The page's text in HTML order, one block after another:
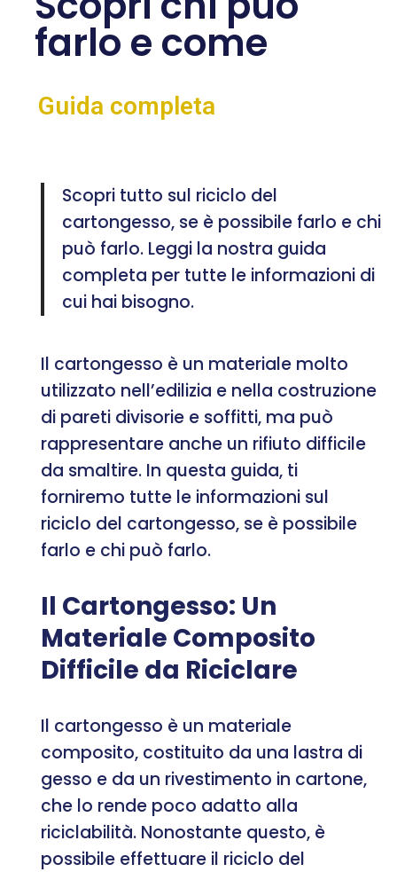
farlo e come
Guida completa
Scopri tutto sul riciclo del
cartongesso, se è possibile farlo e chi
può farlo. Leggi la nostra guida
completa per tutte le informazioni di
cui hai bisogno.
Il cartongesso è un materiale molto
utilizzato nell’edilizia e nella costruzione
di pareti divisorie e soffitti, ma può
rappresentare anche un rifiuto difficile
da smaltire. In questa guida, ti
forniremo tutte le informazioni sul
riciclo del cartongesso, se è possibile
farlo e chi può farlo.
Il Cartongesso: Un
Materiale Composito
Difficile da Riciclare
Il cartongesso è un materiale
composito, costituito da una lastra di
gesso e da un rivestimento in cartone,
che lo rende poco adatto alla
riciclabilità. Nonostante questo, è
possibile effettuare il riciclo del